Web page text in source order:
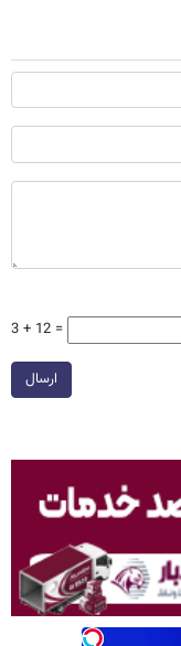
3 + 12 =
ارسال